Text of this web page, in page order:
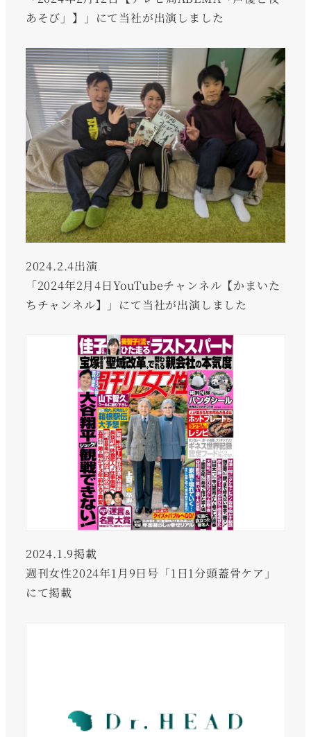
あそび」】」にて当社が出演しました
2024.2.4出演
「2024年2月4日YouTubeチャンネル【かまいた
ちチャンネル】」にて当社が出演しました
2024.1.9掲載
週刊女性2024年1月9日号「1日1分頭蓋骨ケア」
にて掲載